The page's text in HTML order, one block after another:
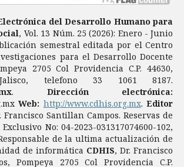
del Desarrollo Humano para
, Vol. 13 Núm. 25 (2026): Enero - Junio
semestral editada por el Centro
para el Desarrollo Docente
2705 Col Providencia C.P. 44630,
Jalisco, telefono 33 1061 8187.
. Dirección electrónica:
Web: http://www.cdhis.org.mx. Editor
Francisco Santillan Campos. Reservas de
No: 04-2023-031317074600-102,
de la ultima actualización de
de informática CDHIS, Dr. Francisco
Pompeya 2705 Col Providencia C.P.